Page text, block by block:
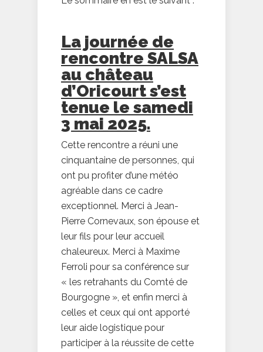
La journée de
rencontre SALSA
au château
d’Oricourt s’est
tenue le samedi
3 mai 2025.
Cette rencontre a réuni une
cinquantaine de personnes, qui
ont pu profiter d’une météo
agréable dans ce cadre
exceptionnel. Merci à Jean-
Pierre Cornevaux, son épouse et
leur fils pour leur accueil
chaleureux. Merci à Maxime
Ferroli pour sa conférence sur
« les retrahants du Comté de
Bourgogne », et enfin merci à
celles et ceux qui ont apporté
leur aide logistique pour
participer à la réussite de cette